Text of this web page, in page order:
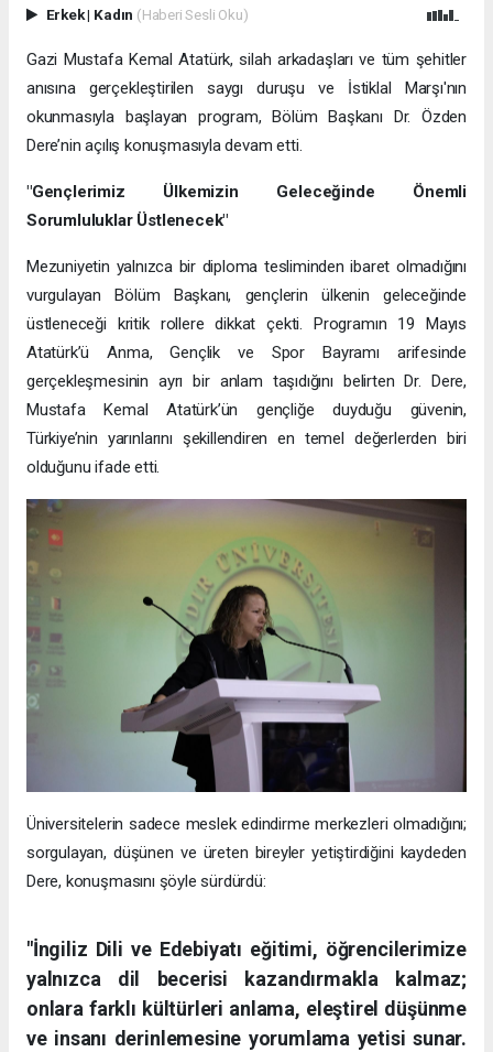
Erkek| Kadın (Haberi Sesli Oku)
Gazi Mustafa Kemal Atatürk, silah arkadaşları ve tüm şehitler
anısına gerçekleştirilen saygı duruşu ve İstiklal Marşı'nın
okunmasıyla başlayan program, Bölüm Başkanı Dr. Özden
Dere’nin açılış konuşmasıyla devam etti.
"Gençlerimiz Ülkemizin Geleceğinde Önemli
Sorumluluklar Üstlenecek"
Mezuniyetin yalnızca bir diploma tesliminden ibaret olmadığını
vurgulayan Bölüm Başkanı, gençlerin ülkenin geleceğinde
üstleneceği kritik rollere dikkat çekti. Programın 19 Mayıs
Atatürk’ü Anma, Gençlik ve Spor Bayramı arifesinde
gerçekleşmesinin ayrı bir anlam taşıdığını belirten Dr. Dere,
Mustafa Kemal Atatürk’ün gençliğe duyduğu güvenin,
Türkiye’nin yarınlarını şekillendiren en temel değerlerden biri
olduğunu ifade etti.
Üniversitelerin sadece meslek edindirme merkezleri olmadığını;
sorgulayan, düşünen ve üreten bireyler yetiştirdiğini kaydeden
Dere, konuşmasını şöyle sürdürdü:
"İngiliz Dili ve Edebiyatı eğitimi, öğrencilerimize
yalnızca dil becerisi kazandırmakla kalmaz;
onlara farklı kültürleri anlama, eleştirel düşünme
ve insanı derinlemesine yorumlama yetisi sunar.